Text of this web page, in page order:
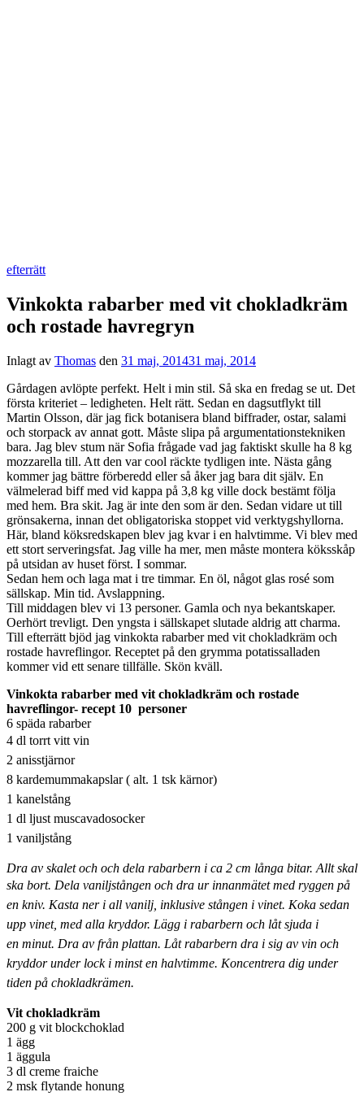
efterrätt
Vinkokta rabarber med vit chokladkräm
och rostade havregryn
Inlagt av Thomas den 31 maj, 201431 maj, 2014
Gårdagen avlöpte perfekt. Helt i min stil. Så ska en fredag se ut. Det
första kriteriet – ledigheten. Helt rätt. Sedan en dagsutflykt till
Martin Olsson, där jag fick botanisera bland biffrader, ostar, salami
och storpack av annat gott. Måste slipa på argumentationstekniken
bara. Jag blev stum när Sofia frågade vad jag faktiskt skulle ha 8 kg
mozzarella till. Att den var cool räckte tydligen inte. Nästa gång
kommer jag bättre förberedd eller så åker jag bara dit själv. En
välmelerad biff med vid kappa på 3,8 kg ville dock bestämt följa
med hem. Bra skit. Jag är inte den som är den. Sedan vidare ut till
grönsakerna, innan det obligatoriska stoppet vid verktygshyllorna.
Här, bland köksredskapen blev jag kvar i en halvtimme. Vi blev med
ett stort serveringsfat. Jag ville ha mer, men måste montera köksskåp
på utsidan av huset först. I sommar.
Sedan hem och laga mat i tre timmar. En öl, något glas rosé som
sällskap. Min tid. Avslappning.
Till middagen blev vi 13 personer. Gamla och nya bekantskaper.
Oerhört trevligt. Den yngsta i sällskapet slutade aldrig att charma.
Till efterrätt bjöd jag vinkokta rabarber med vit chokladkräm och
rostade havreflingor. Receptet på den grymma potatissalladen
kommer vid ett senare tillfälle. Skön kväll.
Vinkokta rabarber med vit chokladkräm och rostade
havreflingor- recept 10 personer
6 späda rabarber
4 dl torrt vitt vin
2 anisstjärnor
8 kardemummakapslar ( alt. 1 tsk kärnor)
1 kanelstång
1 dl ljust muscavadosocker
1 vaniljstång
Dra av skalet och och dela rabarbern i ca 2 cm långa bitar. Allt skal
ska bort. Dela vaniljstången och dra ur innanmätet med ryggen på
en kniv. Kasta ner i all vanilj, inklusive stången i vinet. Koka sedan
upp vinet, med alla kryddor. Lägg i rabarbern och låt sjuda i
en minut. Dra av från plattan. Låt rabarbern dra i sig av vin och
kryddor under lock i minst en halvtimme. Koncentrera dig under
tiden på chokladkrämen.
Vit chokladkräm
200 g vit blockchoklad
1 ägg
1 äggula
3 dl creme fraiche
2 msk flytande honung